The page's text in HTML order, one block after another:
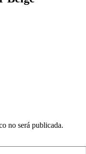
no será publicada.